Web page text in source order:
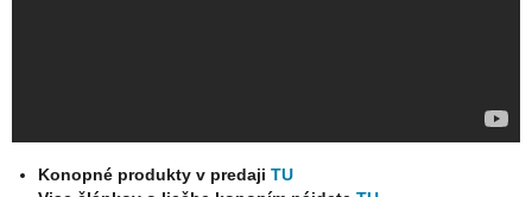
Konopné produkty v predajiTU